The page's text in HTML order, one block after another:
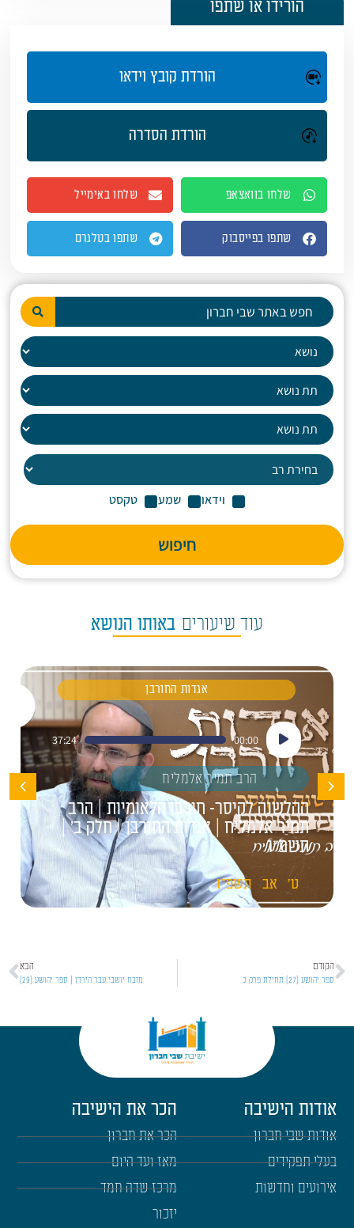
הורידו או שתפו
הורדת קובץ וידאו
הורדת הסדרה
שלחו בוואצאפ שלחו באימייל
שתפו בפייסבוק שתפו בטלגרם
וידאו שמע טקסט
חיפוש
עוד שיעורים באותו הנושא
אגדות החורבן
נגן
אודיו
00:00
37:24
הרב תמיר אלמליח
ההלשנה לקיסר- חורבן הלאומיות | הרב
תמיר אלמליח | אגדות החורבן | חלק ב' |
תשפ"ו
ט' אב תשפ"ו
הקודם
ספר יהושע [27] תחילת פרק כ
הבא
מזבח יושבי עבר הירדן | ספר יהושע [29]
אודות הישיבה
אודות שבי חברון
בעלי תפקידים
אירועים וחדשות
הכר את הישיבה
הכר את חברון
מאז ועד היום
מרכז שדה חמד
יזכור